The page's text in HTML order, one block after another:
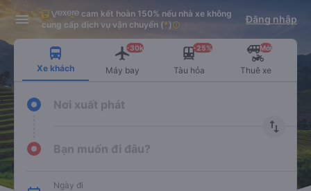
Tải app Vexere ngay!
Nhận ưu đãi thành viên độc
quyền
Mở app
Tải app Vexere
-30k/ghế khi đặt vé máy bay qua
app
Mở app
cam kết hoàn 150% nếu nhà xe không
cung cấp dịch vụ vận chuyển (* )info Đăng nhập
Xe khách Máy bay
-30k
Tàu hỏa
-25%
Thuê xe
Mới
Nơi xuất phát
import_export
Bạn muốn đi đâu?
Ngày đi